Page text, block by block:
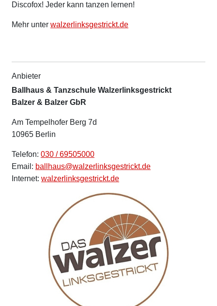
Discofox! Jeder kann tanzen lernen!
Mehr unter walzerlinksgestrickt.de
Anbieter
Ballhaus & Tanzschule Walzerlinksgestrickt
Balzer & Balzer GbR
Am Tempelhofer Berg 7d
10965 Berlin
Telefon: 030 / 69505000
Email: ballhaus@walzerlinksgestrickt.de
Internet: walzerlinksgestrickt.de